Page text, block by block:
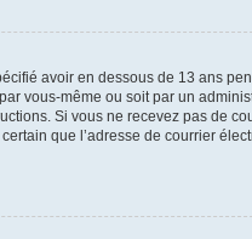
avoir en dessous de 13 ans
vous-même ou soit par un
Si vous ne recevez pas de
que l’adresse de courrier